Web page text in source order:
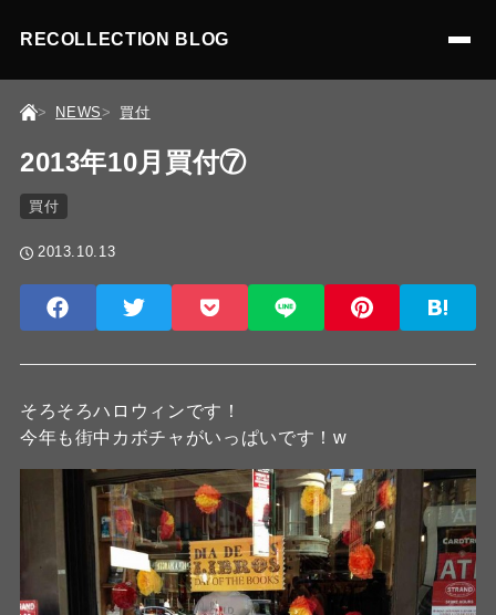
RECOLLECTION BLOG
NEWS 買付
2013年10月買付⑦
買付
2013.10.13
そろそろハロウィンです！
今年も街中カボチャがいっぱいです！w